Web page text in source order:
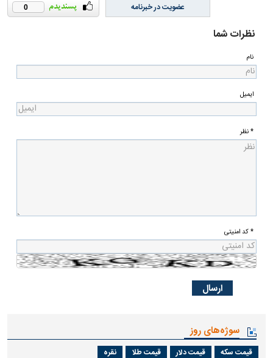
0 عضویت در خبرنامه
نظرات شما
نام
ایمیل
* نظر
* کد امنیتی
سوژه‌های روز
قیمت سکه قیمت دلار قیمت طلا نقره